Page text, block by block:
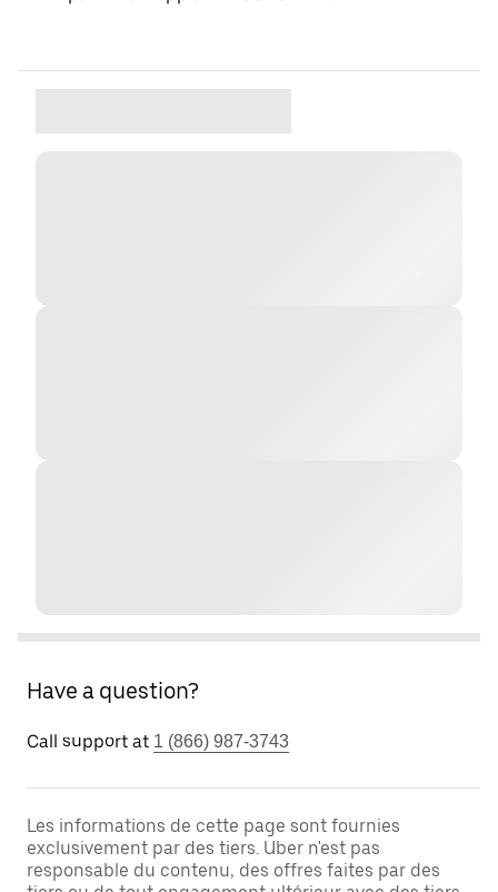
Have a question?
Call support at 1 (866) 987-3743
Les informations de cette page sont fournies
exclusivement par des tiers. Uber n'est pas
responsable du contenu, des offres faites par des